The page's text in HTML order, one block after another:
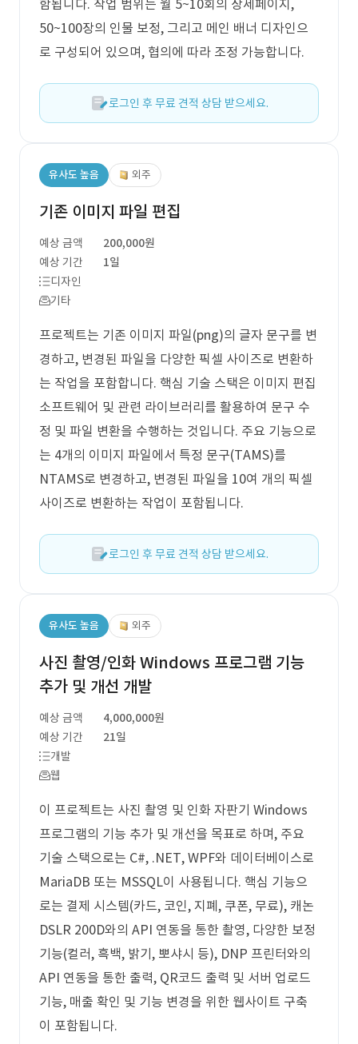
함됩니다. 작업 범위는 월 5~10회의 상세페이지,
50~100장의 인물 보정, 그리고 메인 배너 디자인으
로 구성되어 있으며, 협의에 따라 조정 가능합니다.
로그인 후 무료 견적 상담 받으세요.
유사도 높음 외주
기존 이미지 파일 편집
예상 금액
200,000원
예상 기간
1일
디자인
기타
프로젝트는 기존 이미지 파일(png)의 글자 문구를 변
경하고, 변경된 파일을 다양한 픽셀 사이즈로 변환하
는 작업을 포함합니다. 핵심 기술 스택은 이미지 편집
소프트웨어 및 관련 라이브러리를 활용하여 문구 수
정 및 파일 변환을 수행하는 것입니다. 주요 기능으로
는 4개의 이미지 파일에서 특정 문구(TAMS)를
NTAMS로 변경하고, 변경된 파일을 10여 개의 픽셀
사이즈로 변환하는 작업이 포함됩니다.
로그인 후 무료 견적 상담 받으세요.
유사도 높음 외주
사진 촬영/인화 Windows 프로그램 기능
추가 및 개선 개발
예상 금액
4,000,000원
예상 기간
21일
개발
웹
이 프로젝트는 사진 촬영 및 인화 자판기 Windows
프로그램의 기능 추가 및 개선을 목표로 하며, 주요
기술 스택으로는 C#, .NET, WPF와 데이터베이스로
MariaDB 또는 MSSQL이 사용됩니다. 핵심 기능으
로는 결제 시스템(카드, 코인, 지폐, 쿠폰, 무료), 캐논
DSLR 200D와의 API 연동을 통한 촬영, 다양한 보정
기능(컬러, 흑백, 밝기, 뽀샤시 등), DNP 프린터와의
API 연동을 통한 출력, QR코드 출력 및 서버 업로드
기능, 매출 확인 및 기능 변경을 위한 웹사이트 구축
이 포함됩니다.